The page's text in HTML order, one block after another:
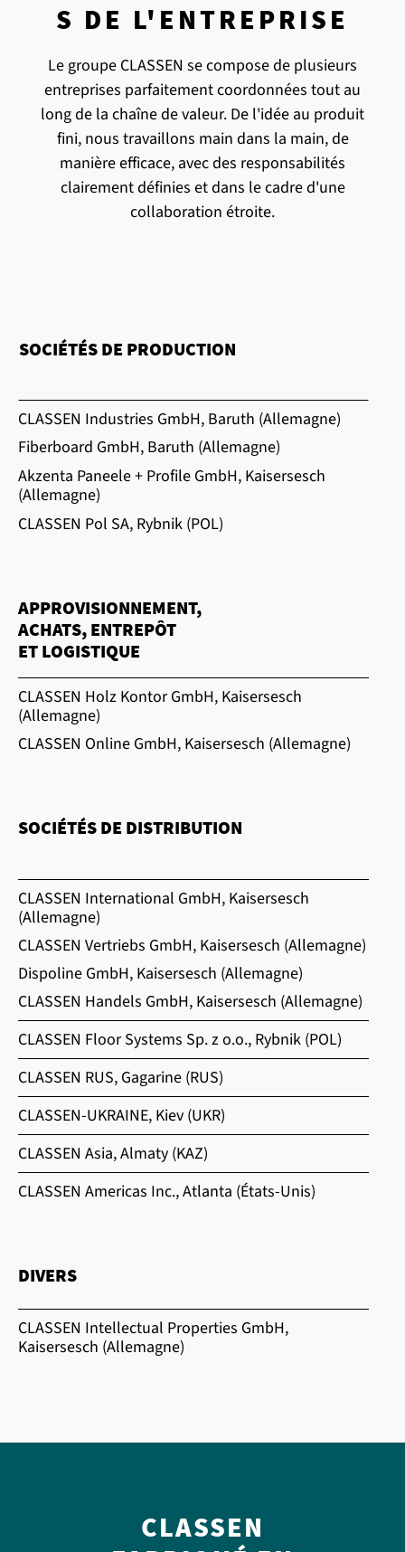
S DE L'ENTREPRISE
Le groupe CLASSEN se compose de plusieurs
entreprises parfaitement coordonnées tout au
long de la chaîne de valeur. De l'idée au produit
fini, nous travaillons main dans la main, de
manière efficace, avec des responsabilités
clairement définies et dans le cadre d'une
collaboration étroite.
SOCIÉTÉS DE PRODUCTION
CLASSEN Industries GmbH, Baruth (Allemagne)
Fiberboard GmbH, Baruth (Allemagne)
Akzenta Paneele + Profile GmbH, Kaisersesch
(Allemagne)
CLASSEN Pol SA, Rybnik (POL)
APPROVISIONNEMENT,
ACHATS, ENTREPÔT
ET LOGISTIQUE
CLASSEN Holz Kontor GmbH, Kaisersesch
(Allemagne)
CLASSEN Online GmbH, Kaisersesch (Allemagne)
SOCIÉTÉS DE DISTRIBUTION
CLASSEN International GmbH, Kaisersesch
(Allemagne)
CLASSEN Vertriebs GmbH, Kaisersesch (Allemagne)
Dispoline GmbH, Kaisersesch (Allemagne)
CLASSEN Handels GmbH, Kaisersesch (Allemagne)
CLASSEN Floor Systems Sp. z o.o., Rybnik (POL)
CLASSEN RUS, Gagarine (RUS)
CLASSEN-UKRAINE, Kiev (UKR)
CLASSEN Asia, Almaty (KAZ)
CLASSEN Americas Inc., Atlanta (États-Unis)
DIVERS
CLASSEN Intellectual Properties GmbH,
Kaisersesch (Allemagne)
CLASSEN